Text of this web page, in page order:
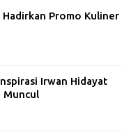
Promo Kuliner
Irwan Hidayat
Muncul